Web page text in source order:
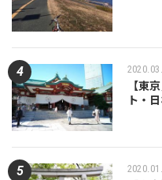
【東
ト・